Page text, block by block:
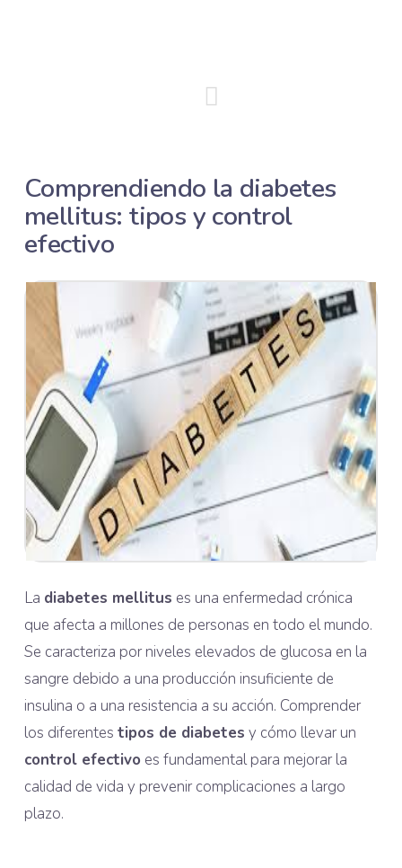
Comprendiendo la diabetes
mellitus: tipos y control
efectivo
La diabetes mellitus es una enfermedad crónica
que afecta a millones de personas en todo el mundo.
Se caracteriza por niveles elevados de glucosa en la
sangre debido a una producción insuficiente de
insulina o a una resistencia a su acción. Comprender
los diferentes tipos de diabetes y cómo llevar un
control efectivo es fundamental para mejorar la
calidad de vida y prevenir complicaciones a largo
plazo.